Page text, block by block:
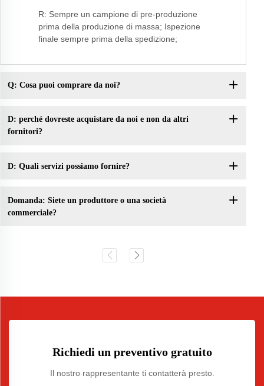
R: Sempre un campione di pre-produzione
prima della produzione di massa; Ispezione
finale sempre prima della spedizione;
Q: Cosa puoi comprare da noi?
D: perché dovreste acquistare da noi e non da altri
fornitori?
D: Quali servizi possiamo fornire?
Domanda: Siete un produttore o una società
commerciale?
Richiedi un preventivo gratuito
Il nostro rappresentante ti contatterà presto.